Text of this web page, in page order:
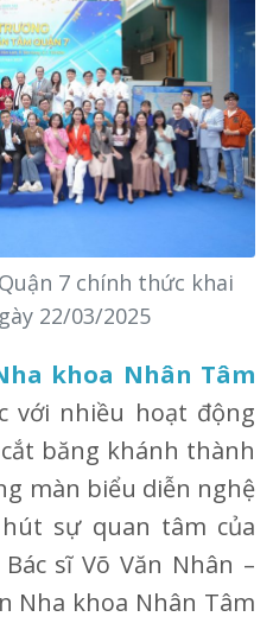
7 chính thức khai
22/03/2025
khoa Nhân Tâm
với nhiều hoạt động
băng khánh thành
màn biểu diễn nghệ
sự quan tâm của
sĩ Võ Văn Nhân –
Nha khoa Nhân Tâm